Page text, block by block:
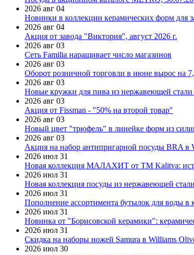
2026 авг 04
Новинки в коллекции керамических форм для
2026 авг 04
Акция от завода "Виктория", август 2026 г.
2026 авг 03
Сеть Familia наращивает число магазинов
2026 авг 03
Оборот розничной торговли в июне вырос на
2026 авг 03
Новые кружки для пива из нержавеющей
2026 авг 03
Акция от Fissman - "50% на второй товар"
2026 авг 03
Новый цвет "трюфель" в линейке форм из
2026 авг 03
Акция на набор антипригарной посуды BRA в
2026 июл 31
Новая коллекция МАЛАХИТ от ТМ Kalitva:
2026 июл 31
Новая коллекция посуды из нержавеющей
2026 июл 31
Пополнение ассортимента бутылок для воды в
2026 июл 31
Новинка от "Борисовской керамики":
2026 июл 31
Скидка на наборы ножей Samura в Williams
2026 июл 30